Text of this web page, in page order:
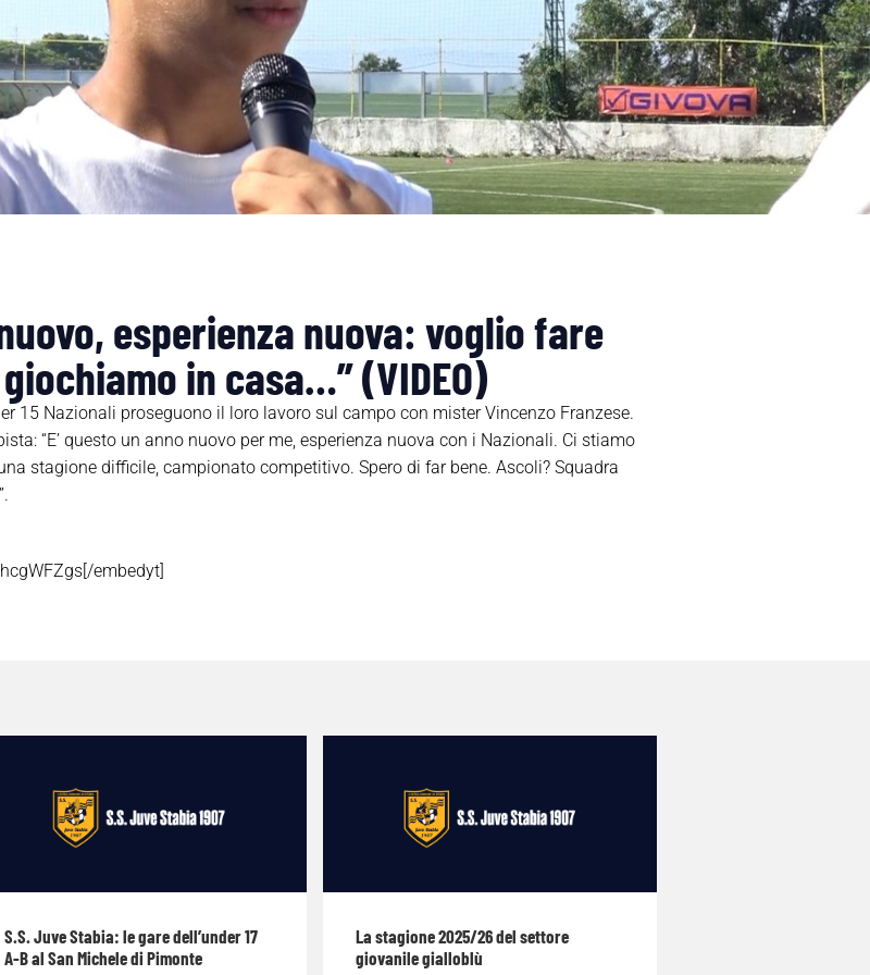
esperienza nuova: voglio fare
in casa…” (VIDEO)
15 Nazionali proseguono il loro lavoro sul campo con mister Vincenzo Franzese.
“E’ questo un anno nuovo per me, esperienza nuova con i Nazionali. Ci stiamo
stagione difficile, campionato competitivo. Spero di far bene. Ascoli? Squadra
embedyt]
S.S. Juve Stabia: le gare dell’under 17
A-B al San Michele di Pimonte
La stagione 2025/26 del settore
giovanile gialloblù